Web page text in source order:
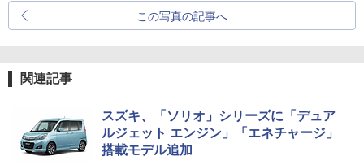
この写真の記事へ
関連記事
スズキ、「ソリオ」シリーズに「デュア
ルジェット エンジン」「エネチャージ」
搭載モデル追加